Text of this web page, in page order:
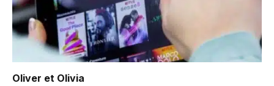
Oliver et Olivia